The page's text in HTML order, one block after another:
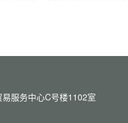
服务中心C号楼1102室